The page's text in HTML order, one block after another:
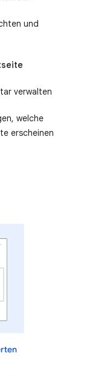
und
verwalten
welche
erscheinen